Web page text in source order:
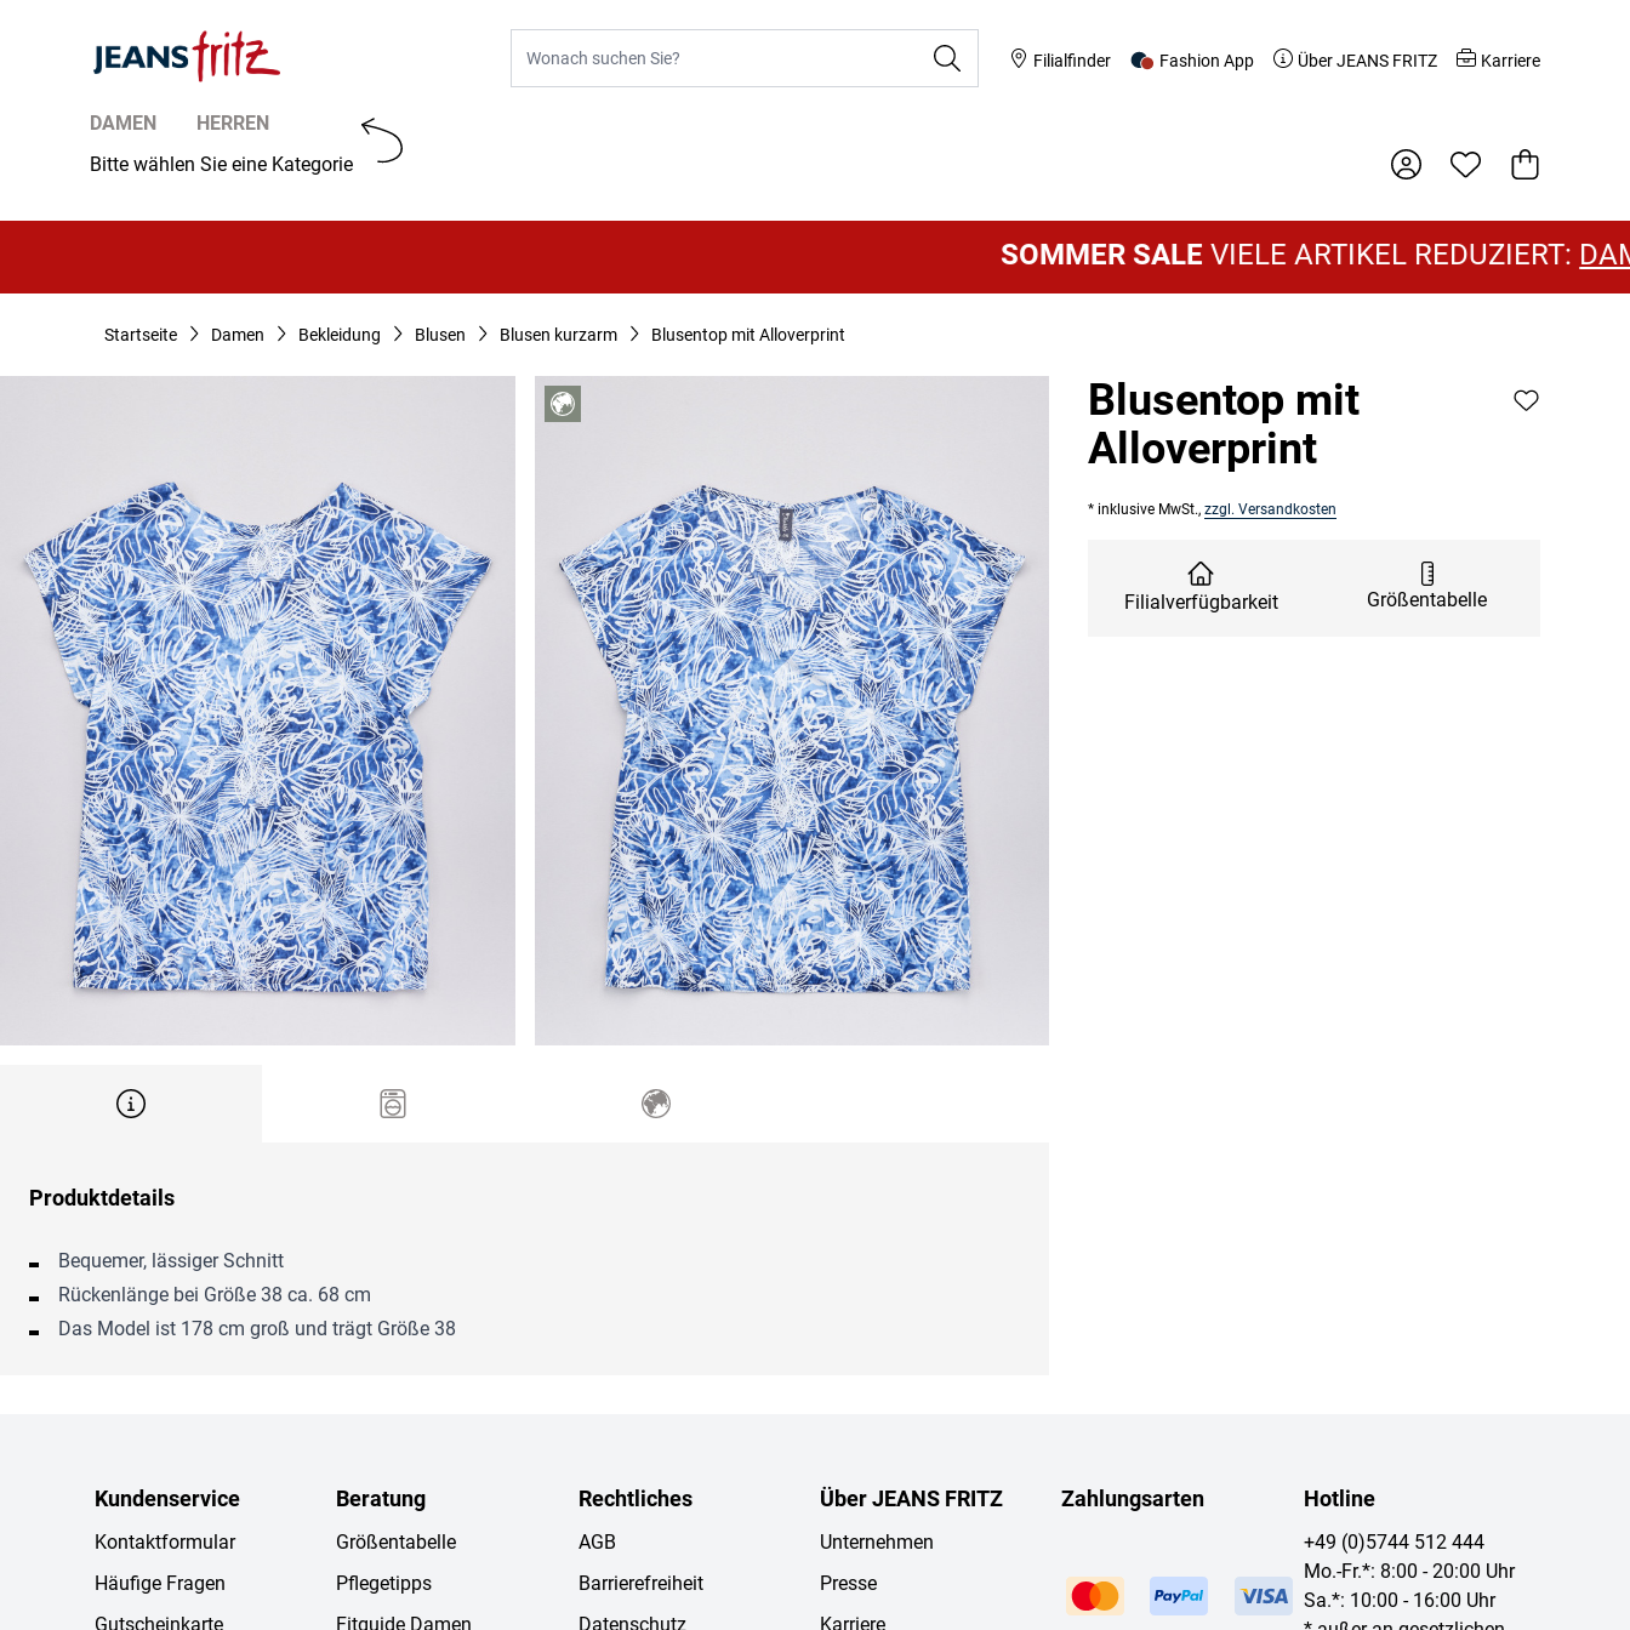
Filialfinder Fashion App Über JEANS FRITZ Karriere
DAMEN
HERREN
Bitte wählen Sie eine Kategorie
Warenkorb
SOMMER SALEVIELE ARTIKEL REDUZIERT:
Startseite Damen Bekleidung Blusen Blusen kurzarm Blusentop mit Alloverprint
Produktdetails
Bequemer, lässiger Schnitt
Rückenlänge bei Größe 38 ca. 68 cm
Das Model ist 178 cm groß und trägt Größe 38
Blusentop mit
Alloverprint
* inklusive MwSt., zzgl. Versandkosten
Filialverfügbarkeit Größentabelle
Kundenservice
Kontaktformular
Häufige Fragen
Gutscheinkarte
Beratung
Größentabelle
Pflegetipps
Fitguide Damen
Rechtliches
AGB
Barrierefreiheit
Datenschutz
Über JEANS FRITZ
Unternehmen
Presse
Karriere
Zahlungsarten Hotline
+49 (0)5744 512 444
Mo.-Fr.*: 8:00 - 20:00 Uhr
Sa.*: 10:00 - 16:00 Uhr